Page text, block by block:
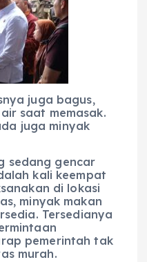
juga bagus,
saat memasak.
juga minyak
sedang gencar
kali keempat
di lokasi
minyak makan
Tersedianya
pemerintah tak
murah.